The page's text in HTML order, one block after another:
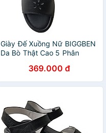
Giày Đế Xuồng Nữ BIGGBEN
Da Bò Thật Cao 5 Phân
369.000 đ